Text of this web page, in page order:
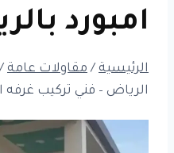
امبورد
الرئيسية / مقاولات عامة /
الرياض – فني تركيب